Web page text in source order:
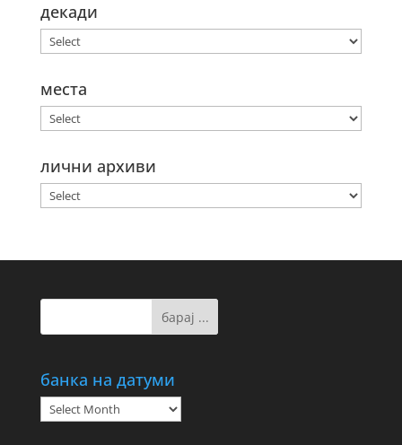
декади
места
лични архиви
банка на датуми
банка
на